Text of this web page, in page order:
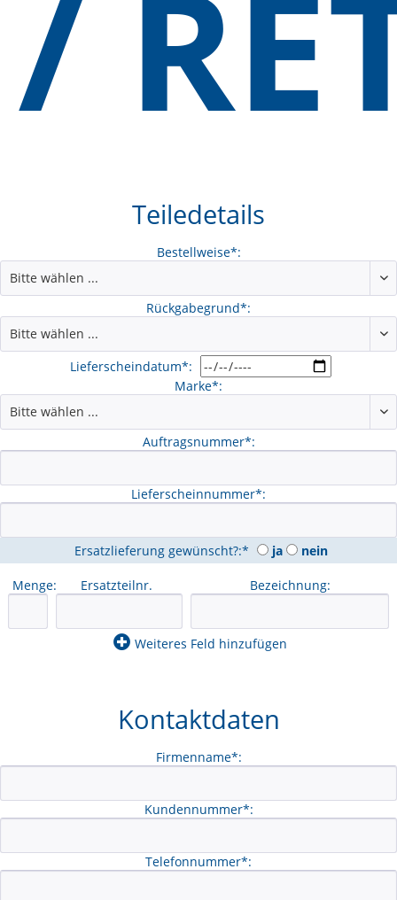
/
Teiledetails
Bestellweise*:
Rückgabegrund*:
Lieferscheindatum*:
Marke*:
Auftragsnummer*:
Lieferscheinnummer*:
Ersatzlieferung gewünscht?:* ja nein
Menge: Bezeichnung:
Weiteres Feld hinzufügen
Kontaktdaten
Firmenname*:
Kundennummer*:
Telefonnummer*: